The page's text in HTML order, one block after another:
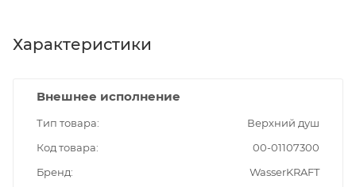
Характеристики
Внешнее исполнение
Тип товара
Верхний душ
Код товара
00-01107300
Бренд
WasserKRAFT